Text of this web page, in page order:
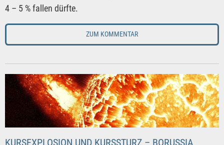
4 – 5 % fallen dürfte.
ZUM KOMMENTAR